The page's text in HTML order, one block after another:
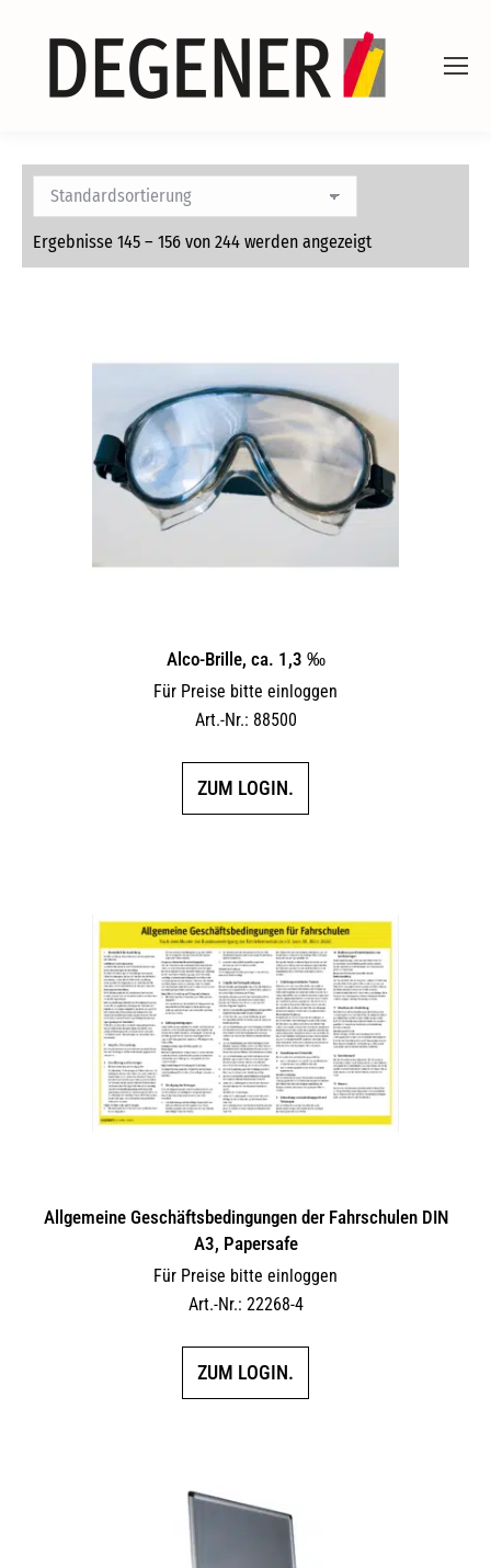
Ergebnisse 145 – 156 von 244 werden angezeigt
Alco-Brille, ca. 1,3 ‰
Für Preise bitte einloggen
Art.-Nr.: 88500
ZUM LOGIN.
Allgemeine Geschäftsbedingungen der Fahrschulen DIN
A3, Papersafe
Für Preise bitte einloggen
Art.-Nr.: 22268-4
ZUM LOGIN.